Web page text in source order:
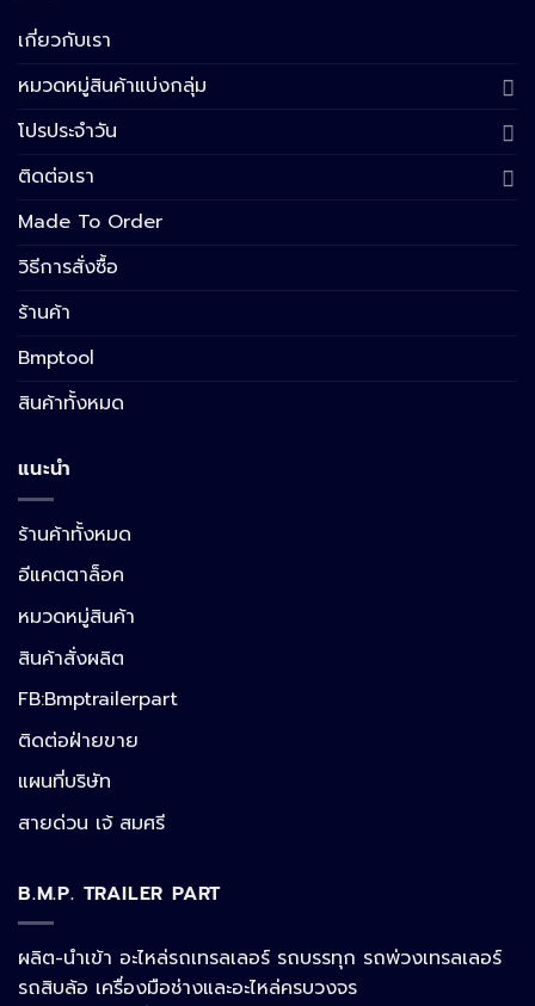
เกี่ยวกับเรา
หมวดหมู่สินค้าแบ่งกลุ่ม
โปรประจำวัน
ติดต่อเรา
Made To Order
วิธีการสั่งซื้อ
ร้านค้า
Bmptool
สินค้าทั้งหมด
แนะนำ
ร้านค้าทั้งหมด
อีแคตตาล็อค
หมวดหมู่สินค้า
สินค้าสั่งผลิต
FB:Bmptrailerpart
ติดต่อฝ่ายขาย
แผนที่บริษัท
สายด่วน เจ้ สมศรี
B.M.P. TRAILER PART
ผลิต-นำเข้า อะไหล่รถเทรลเลอร์ รถบรรทุก รถพ่วงเทรลเลอร์
รถสิบล้อ เครื่องมือช่างและอะไหล่ครบวงจร